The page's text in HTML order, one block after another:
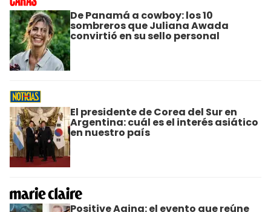
De Panamá a cowboy: los 10
sombreros que Juliana Awada
convirtió en su sello personal
El presidente de Corea del Sur en
Argentina: cuál es el interés asiático
en nuestro país
Positive Aging: el evento que reúne